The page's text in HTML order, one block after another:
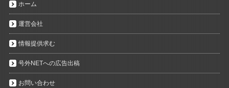
ホーム
運営会社
情報提供求む
号外NETへの広告出稿
お問い合わせ